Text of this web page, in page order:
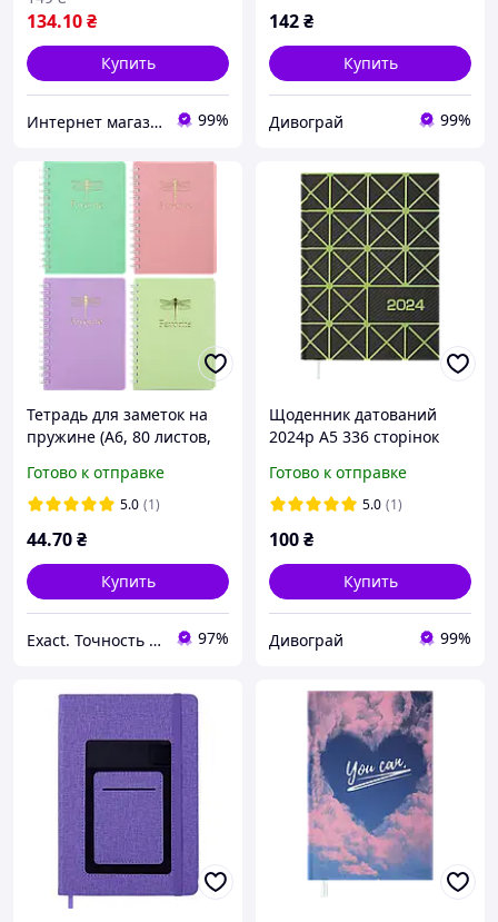
134.10₴
Купить
Интернет магазин ТерЛайн 99%
142₴
Купить
Дивограй 99%
Тетрадь для заметок на
пружине (А6, 80 листов,
Buromax Favourite Pastel
BM.24652154
Готово к отправке
5.0 (1)
44.70₴
Купить
Exact. Точность в работе. Свобода в творчестве. 97%
Щоденник датований
2024р А5 336 сторінок
тверда ламінована LINEA
салатовий
Готово к отправке
5.0 (1)
100₴
Купить
Дивограй 99%